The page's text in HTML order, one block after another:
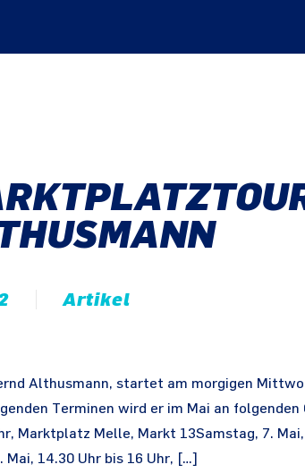
Artikel
Althusmann, startet am morgigen
Terminen wird er im Mai an folgenden
Marktplatz Melle, Markt 13Samstag, 7.
14.30 Uhr bis 16 Uhr, […]